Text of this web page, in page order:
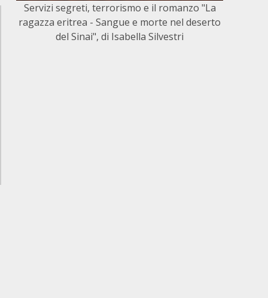
Servizi segreti, terrorismo e il romanzo "La
ragazza eritrea - Sangue e morte nel deserto
del Sinai", di Isabella Silvestri